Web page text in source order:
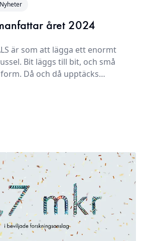
Nyheter
året 2024
är som att lägga ett enormt
Bit läggs till bit, och små
Då och då upptäcks
en pusselbit som fogar